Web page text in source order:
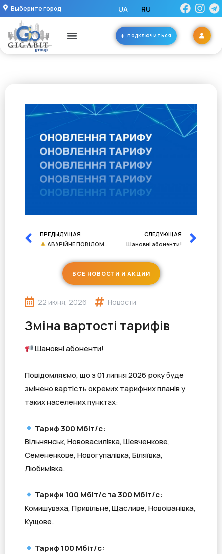
Выберите город UA RU
ПОДКЛЮЧИТЬСЯ
ПРЕДЫДУЩАЯ
АВАРІЙНЕ ПОВІДОМЛЕННЯ
СЛЕДУЮЩАЯ
Шановні абоненти!
ВСЕ НОВОСТИ И АКЦИИ
22 июня, 2026 Новости
Зміна вартості тарифів
Шановні абоненти!
Повідомляємо, що з 01 липня 2026 року буде
змінено вартість окремих тарифних планів у
таких населених пунктах:
Тариф 300 Мбіт/с:
Вільнянськ, Нововасилівка, Шевченкове,
Семененкове, Новогупалівка, Біляївка,
Любимівка.
Тарифи 100 Мбіт/с та 300 Мбіт/с:
Комишуваха, Привільне, Щасливе, Новоіванівка,
Кущове.
Тариф 100 Мбіт/с: